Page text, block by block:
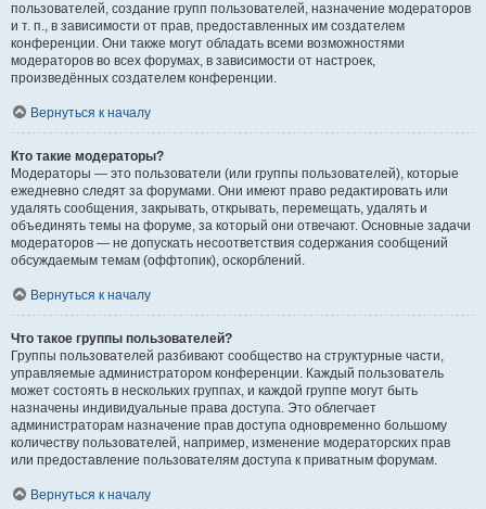
пользователей, создание групп пользователей, назначение модераторов
и т. п., в зависимости от прав, предоставленных им создателем
конференции. Они также могут обладать всеми возможностями
модераторов во всех форумах, в зависимости от настроек,
произведённых создателем конференции.
Вернуться к началу
Кто такие модераторы?
Модераторы — это пользователи (или группы пользователей), которые
ежедневно следят за форумами. Они имеют право редактировать или
удалять сообщения, закрывать, открывать, перемещать, удалять и
объединять темы на форуме, за который они отвечают. Основные задачи
модераторов — не допускать несоответствия содержания сообщений
обсуждаемым темам (оффтопик), оскорблений.
Вернуться к началу
Что такое группы пользователей?
Группы пользователей разбивают сообщество на структурные части,
управляемые администратором конференции. Каждый пользователь
может состоять в нескольких группах, и каждой группе могут быть
назначены индивидуальные права доступа. Это облегчает
администраторам назначение прав доступа одновременно большому
количеству пользователей, например, изменение модераторских прав
или предоставление пользователям доступа к приватным форумам.
Вернуться к началу